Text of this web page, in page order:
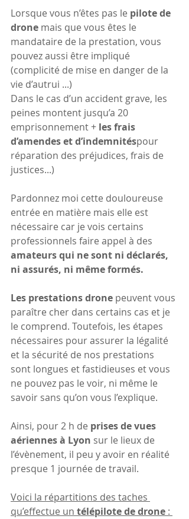
Lorsque vous n’êtes pas le pilote de
drone mais que vous êtes le
mandataire de la prestation, vous
pouvez aussi être impliqué
(complicité de mise en danger de la
vie d’autrui ...)
Dans le cas d’un accident grave, les
peines montent jusqu’a 20
emprisonnement + les frais
d’amendes et d’indemnitéspour
réparation des préjudices, frais de
justices...)
Pardonnez moi cette douloureuse
entrée en matière mais elle est
nécessaire car je vois certains
professionnels faire appel à des
amateurs qui ne sont ni déclarés,
ni assurés, ni même formés.
Les prestations drone peuvent vous
paraître cher dans certains cas et je
le comprend. Toutefois, les étapes
nécessaires pour assurer la légalité
et la sécurité de nos prestations
sont longues et fastidieuses et vous
ne pouvez pas le voir, ni même le
savoir sans qu’on vous l’explique.
Ainsi, pour 2 h de prises de vues
aériennes à Lyon sur le lieux de
l’évènement, il peu y avoir en réalité
presque 1 journée de travail.
Voici la répartitions des taches
qu’effectue un télépilote de drone :